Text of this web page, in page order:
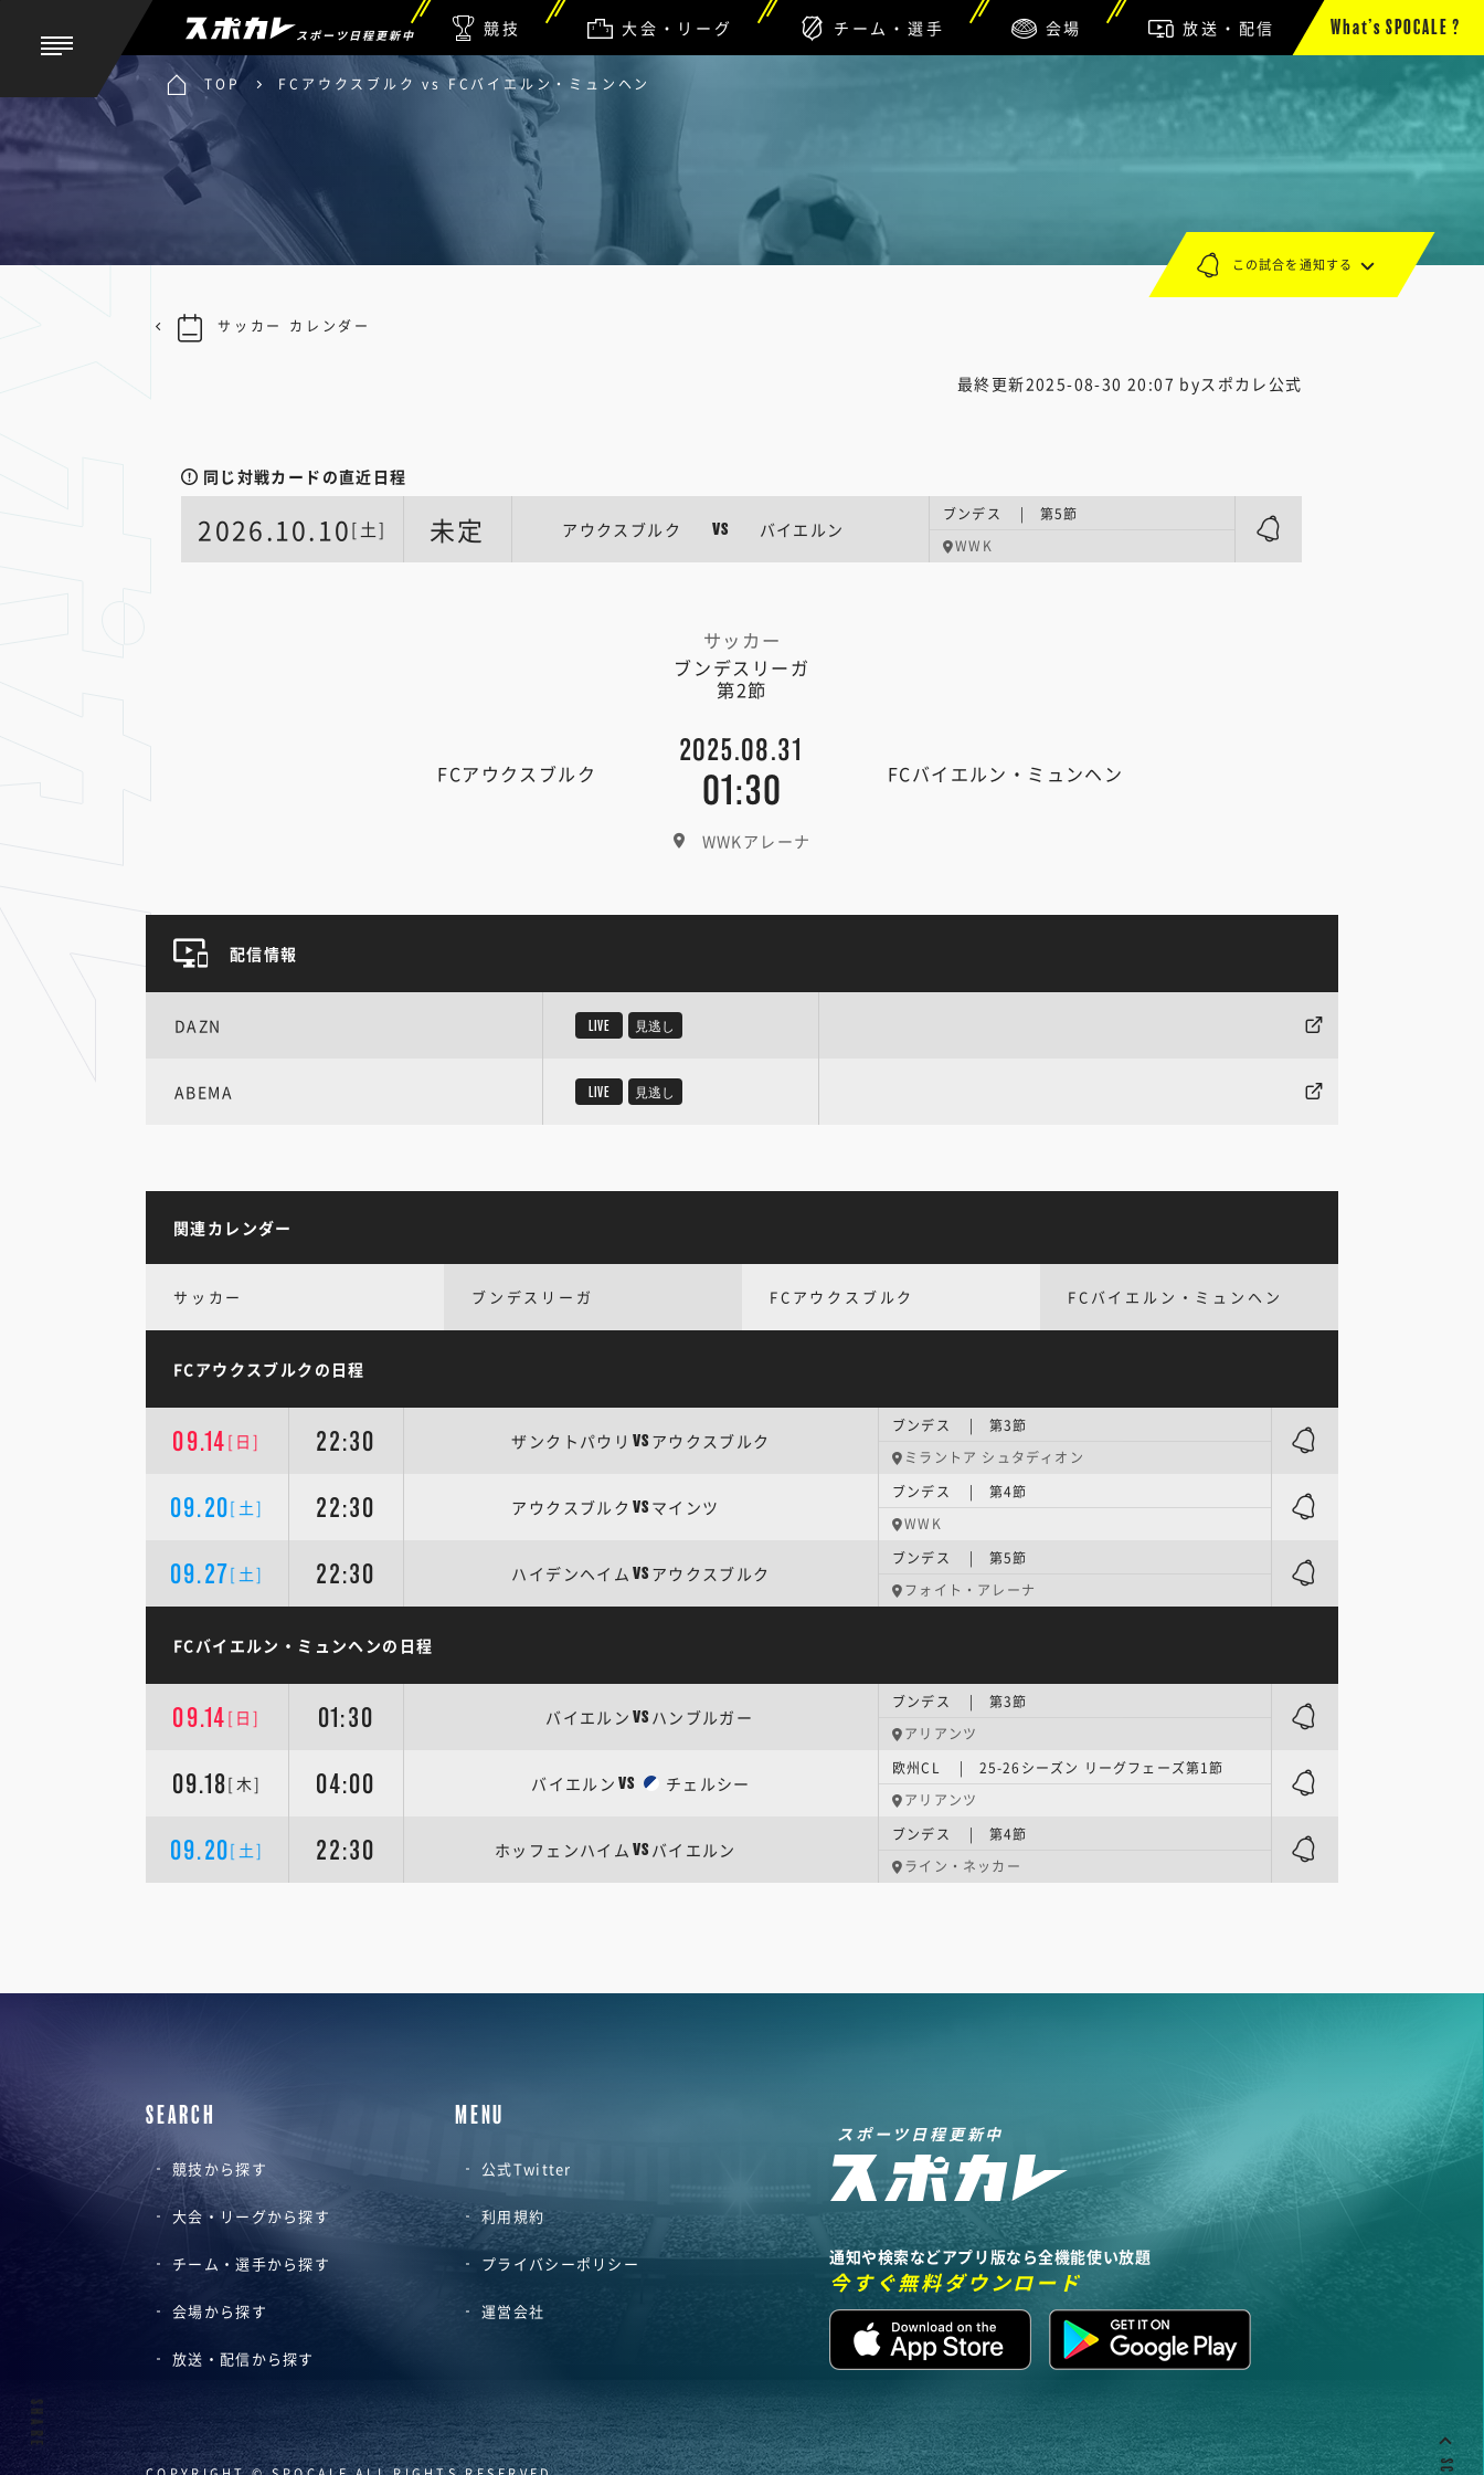
スポーツ日程更新中 競技 大会・リーグ チーム・選手 会場 放送・配信 What’s SPOCALE ?
TOP FCアウクスブルク vs FCバイエルン・ミュンヘン
最終更新2025-08-30 20:07 byスポカレ公式
同じ対戦カードの直近日程
2026.10.10[土] 未定 アウクスブルク VS バイエルン
ブンデス | 第5節
WWK
サッカー
ブンデスリーガ
第2節
FCアウクスブルク
2025.08.31
01:30 FCバイエルン・ミュンヘン
WWKアレーナ
この試合を通知する
サッカー カレンダー
配信情報
DAZN LIVE 見逃し
ABEMA LIVE 見逃し
関連カレンダー
サッカー ブンデスリーガ FCアウクスブルク FCバイエルン・ミュンヘン
FCアウクスブルクの日程
09.14 [日] 22:30 ザンクトパウリ VS アウクスブルク
ブンデス | 第3節
ミラントア シュタディオン
09.20[土] 22:30 アウクスブルク VS マインツ
ブンデス | 第4節
WWK
09.27[土] 22:30 ハイデンヘイム VS アウクスブルク
ブンデス | 第5節
フォイト・アレーナ
FCバイエルン・ミュンヘンの日程
09.14 [日] 01:30 バイエルン VS ハンブルガー
ブンデス | 第3節
アリアンツ
09.18[木] 04:00 バイエルン VS チェルシー
欧州CL | 25-26シーズン リーグフェーズ第1節
アリアンツ
09.20[土] 22:30 ホッフェンハイム VS バイエルン
ブンデス | 第4節
ライン・ネッカー
SEARCH
競技から探す
大会・リーグから探す
チーム・選手から探す
会場から探す
放送・配信から探す
MENU
公式Twitter
利用規約
プライバシーポリシー
運営会社
スポーツ日程更新中
通知や検索などアプリ版なら全機能使い放題
今すぐ無料ダウンロード
SHARE